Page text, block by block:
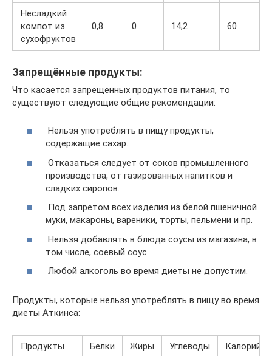
Несладкий
компот из
сухофруктов
0,8 0 14,2 60
Запрещённые продукты:
Что касается запрещенных продуктов питания, то
существуют следующие общие рекомендации:
Нельзя употреблять в пищу продукты,
содержащие сахар.
Отказаться следует от соков промышленного
производства, от газированных напитков и
сладких сиропов.
Под запретом всех изделия из белой пшеничной
муки, макароны, вареники, торты, пельмени и пр.
Нельзя добавлять в блюда соусы из магазина, в
том числе, соевый соус.
Любой алкоголь во время диеты не допустим.
Продукты, которые нельзя употреблять в пищу во время
диеты Аткинса:
Продукты Белки Жиры Углеводы